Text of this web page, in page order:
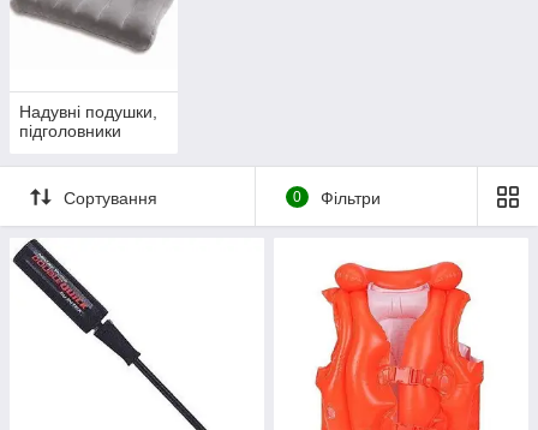
Надувні подушки,
підголовники
Сортування 0 Фільтри